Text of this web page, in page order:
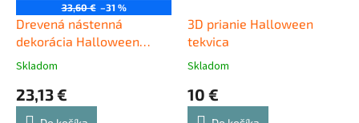
33,60 € –31 %
Drevená nástenná
dekorácia Halloween
čierny
Skladom
23,13 €
3D prianie Halloween
tekvica
Skladom
10 €